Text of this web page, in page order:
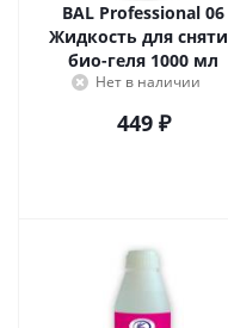
BAL Professional 06
Жидкость для
био-геля 1000 мл
Нет в наличии
449₽